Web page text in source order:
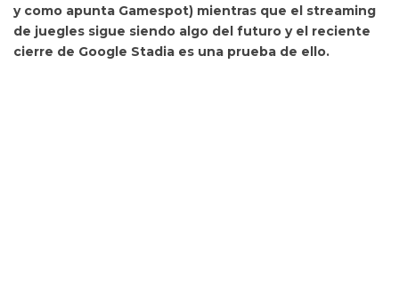
y como apunta Gamespot) mientras que el streaming
de juegles sigue siendo algo del futuro y el reciente
cierre de Google Stadia es una prueba de ello.